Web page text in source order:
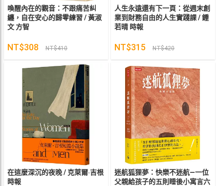
喚醒內在的觀音：不跟痛苦糾
纏，自在安心的歸零練習 / 黃淑
文 方智
NT$308 NT$410
人生永遠還有下一頁：從週末創
業到財務自由的人生實踐課 / 鍾
若晴 時報
NT$315 NT$420
在這麼深沉的夜晚 / 克萊爾‧吉根
時報
迷航狐狸夢：快樂不迷航—一位
父親給孩子的五則睡後小寓言六